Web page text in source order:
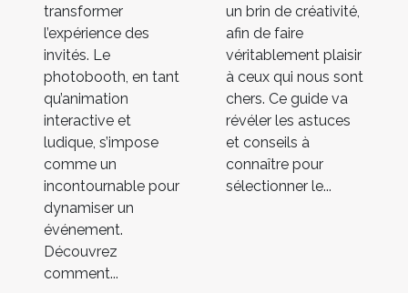
transformer
l’expérience des
invités. Le
photobooth, en tant
qu’animation
interactive et
ludique, s’impose
comme un
incontournable pour
dynamiser un
événement.
Découvrez
comment...
un brin de créativité,
afin de faire
véritablement plaisir
à ceux qui nous sont
chers. Ce guide va
révéler les astuces
et conseils à
connaître pour
sélectionner le...